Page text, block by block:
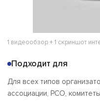
1 видеообзор + 1 скриншот
Подходит для
Для всех типов
ассоциации, PCO,